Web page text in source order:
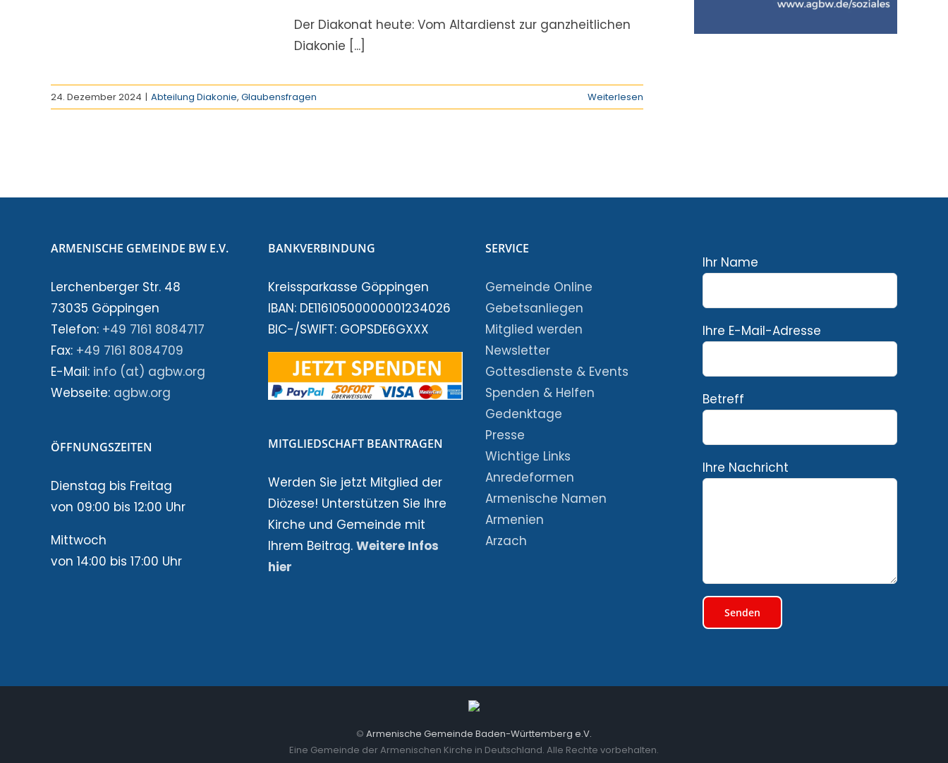
Der Diakonat heute: Vom Altardienst zur ganzheitlichen
Diakonie [...]
24. Dezember 2024 | Abteilung Diakonie, Glaubensfragen Weiterlesen
ARMENISCHE GEMEINDE BW E.V.
Lerchenberger Str. 48
73035 Göppingen
Telefon: +49 7161 8084717
Fax: +49 7161 8084709
E-Mail: info (at) agbw.org
Webseite: agbw.org
ÖFFNUNGSZEITEN
Dienstag bis Freitag
von 09:00 bis 12:00 Uhr
Mittwoch
von 14:00 bis 17:00 Uhr
BANKVERBINDUNG
Kreissparkasse Göppingen
IBAN: DE11610500000001234026
BIC-/SWIFT: GOPSDE6GXXX
MITGLIEDSCHAFT BEANTRAGEN
Werden Sie jetzt Mitglied der
Diözese! Unterstützen Sie Ihre
Kirche und Gemeinde mit
Ihrem Beitrag. Weitere Infos
hier
SERVICE
Gemeinde Online
Gebetsanliegen
Mitglied werden
Newsletter
Gottesdienste & Events
Spenden & Helfen
Gedenktage
Presse
Wichtige Links
Anredeformen
Armenische Namen
Armenien
Arzach
Ihr Name
Ihre E-Mail-Adresse
Betreff
Ihre Nachricht
© Armenische Gemeinde Baden-Württemberg e.V.
Eine Gemeinde der Armenischen Kirche in Deutschland. Alle Rechte vorbehalten.